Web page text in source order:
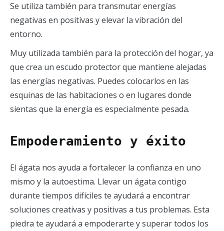
Se utiliza también para transmutar energías
negativas en positivas y elevar la vibración del
entorno.
Muy utilizada también para la protección del hogar, ya
que crea un escudo protector que mantiene alejadas
las energías negativas. Puedes colocarlos en las
esquinas de las habitaciones o en lugares donde
sientas que la energía es especialmente pesada.
Empoderamiento y éxito
El ágata nos ayuda a fortalecer la confianza en uno
mismo y la autoestima. Llevar un ágata contigo
durante tiempos difíciles te ayudará a encontrar
soluciones creativas y positivas a tus problemas. Esta
piedra te ayudará a empoderarte y superar todos los